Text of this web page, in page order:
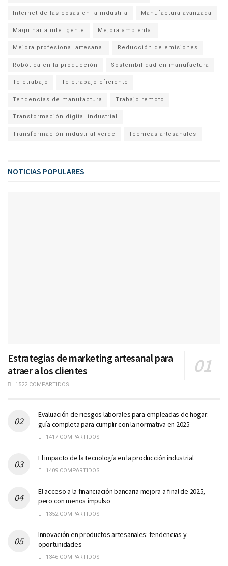
Internet de las cosas en la industria Manufactura avanzada
Maquinaria inteligente Mejora ambiental
Mejora profesional artesanal Reducción de emisiones
Robótica en la producción Sostenibilidad en manufactura
Teletrabajo Teletrabajo eficiente
Tendencias de manufactura Trabajo remoto
Transformación digital industrial
Transformación industrial verde Técnicas artesanales
NOTICIAS POPULARES
Estrategias de marketing artesanal para
atraer a los clientes
1522 COMPARTIDOS
Evaluación de riesgos laborales para empleadas de hogar:
guía completa para cumplir con la normativa en 2025
1417 COMPARTIDOS
El impacto de la tecnología en la producción industrial
1409 COMPARTIDOS
El acceso a la financiación bancaria mejora a final de 2025,
pero con menos impulso
1352 COMPARTIDOS
Innovación en productos artesanales: tendencias y
oportunidades
1346 COMPARTIDOS